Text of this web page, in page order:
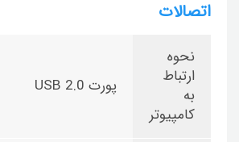
اتصالات
نحوه
ارتباط
به
کامپیوتر
پورت USB 2.0